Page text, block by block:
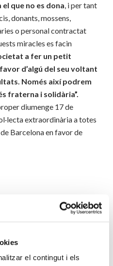
el contingut i els
que no es dona , i per tant
donants, mossens,
o personal contractat
miracles es facin
a fer un petit
d’algú del seu voltant
Només així podrem
fraterna i solidària”.
diumenge 17 de
extraordinària a totes
Barcelona en favor de